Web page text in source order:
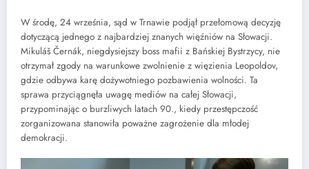
W środę, 24 września, sąd w Trnawie podjął przełomową decyzję
dotyczącą jednego z najbardziej znanych więźniów na Słowacji.
Mikuláš Černák, niegdysiejszy boss mafii z Bańskiej Bystrzycy, nie
otrzymał zgody na warunkowe zwolnienie z więzienia Leopoldov,
gdzie odbywa karę dożywotniego pozbawienia wolności. Ta
sprawa przyciągnęła uwagę mediów na całej Słowacji,
przypominając o burzliwych latach 90., kiedy przestępczość
zorganizowana stanowiła poważne zagrożenie dla młodej
demokracji.